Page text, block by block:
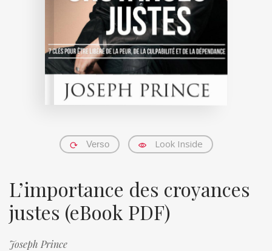
Verso Look Inside
L’importance des croyances
justes (eBook PDF)
Joseph Prince